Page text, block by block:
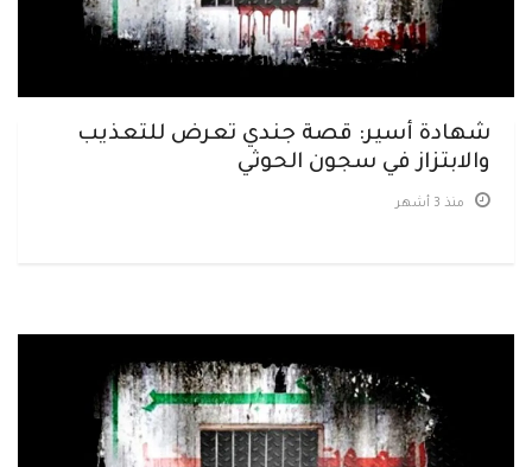
شهادة أسير: قصة جندي تعرض للتعذيب
والابتزاز في سجون الحوثي
منذ 3 أشهر